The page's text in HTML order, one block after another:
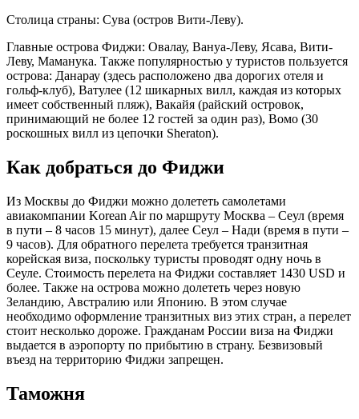
Столица страны: Сува (остров Вити-Леву).
Главные острова Фиджи: Овалау, Вануа-Леву, Ясава, Вити-
Леву, Маманука. Также популярностью у туристов пользуется
острова: Данарау (здесь расположено два дорогих отеля и
гольф-клуб), Ватулее (12 шикарных вилл, каждая из которых
имеет собственный пляж), Вакайя (райский островок,
принимающий не более 12 гостей за один раз), Вомо (30
роскошных вилл из цепочки Sheraton).
Как добраться до Фиджи
Из Москвы до Фиджи можно долететь самолетами
авиакомпании Korean Air по маршруту Москва – Сеул (время
в пути – 8 часов 15 минут), далее Сеул – Нади (время в пути –
9 часов). Для обратного перелета требуется транзитная
корейская виза, поскольку туристы проводят одну ночь в
Сеуле. Стоимость перелета на Фиджи составляет 1430 USD и
более. Также на острова можно долететь через новую
Зеландию, Австралию или Японию. В этом случае
необходимо оформление транзитных виз этих стран, а перелет
стоит несколько дороже. Гражданам России виза на Фиджи
выдается в аэропорту по прибытию в страну. Безвизовый
въезд на территорию Фиджи запрещен.
Таможня